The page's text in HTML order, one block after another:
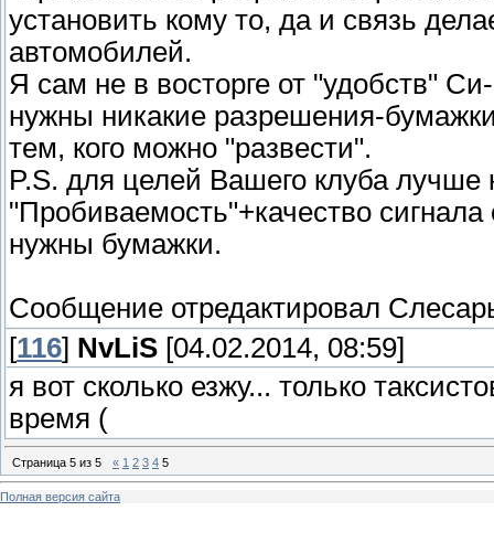
установить кому то, да и связь
автомобилей.
Я сам не в восторге от "удобств"
нужны никакие разрешения-
тем, кого можно "развести".
P.S. для целей Вашего клуба
"Пробиваемость"+качество
нужны бумажки.
Сообщение отредактировал
[116] NvLiS [04.02.2014, 08:59]
я вот сколько езжу... только
время (
Страница 5 из 5 « 1 2 3 4 5
Полная версия сайта